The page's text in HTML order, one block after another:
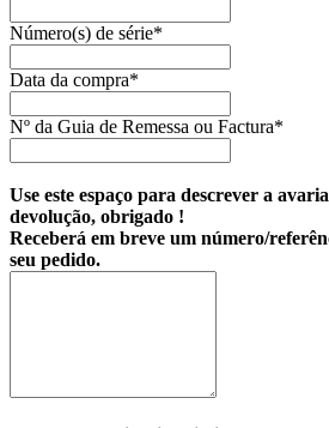
Número(s) de série*
Data da compra*
Nº da Guia de Remessa ou Factura*
Use este espaço para descrever a
devolução, obrigado !
Receberá em breve um número/
seu pedido.